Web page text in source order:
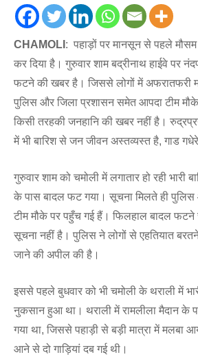
CHAMOLI : पहाड़ों पर मानसून से पहले
कर दिया है। गुरुवार शाम बद्रीनाथ हाईवे पर
फटने की खबर है। जिससे लोगों में अफरातफरी
पुलिस और जिला प्रशासन समेत आपदा टीम
किसी तरहकी जनहानि की खबर नहीं है।
में भी बारिश से जन जीवन अस्तव्यस्त है, गाड
गुरुवार शाम को चमोली में लगातार हो रही भारी
के पास बादल फट गया। सूचना मिलते ही
टीम मौके पर पहुँच गई हैं। फिलहाल बादल फटने
सूचना नहीं है। पुलिस ने लोगों से एहतियात
जाने की अपील की है।
इससे पहले बुधवार को भी चमोली के थराली में
नुकसान हुआ था। थराली में रामलीला मैदान के
गया था, जिससे पहाड़ी से बड़ी मात्रा में मलबा
आने से दो गाड़ियां दब गई थी।